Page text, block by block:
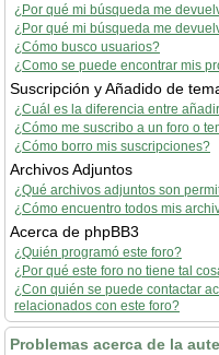
¿Por qué mi búsqueda me
¿Por qué mi búsqueda me
¿Cómo busco usuarios?
¿Como se puede encontrar mis
Suscripción y Añadido de
¿Cuál es la diferencia entre
¿Cómo me suscribo a un foro o
¿Cómo borro mis suscripciones?
Archivos Adjuntos
¿Qué archivos adjuntos son
¿Cómo encuentro todos mis
Acerca de phpBB3
¿Quién programó este foro?
¿Por qué este foro no tiene tal
¿Con quién se puede contactar
relacionados con este foro?
Problemas acerca de la